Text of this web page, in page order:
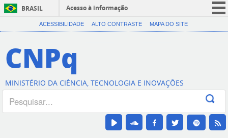
BRASIL
Acesso à informação
CORONAVÍRUS (COVID-19)
Canais
ACESSIBILIDADE ALTO CONTRASTE MAPA DO SITE
CNPq
MINISTÉRIO DA CIÊNCIA, TECNOLOGIA E INOVAÇÕES